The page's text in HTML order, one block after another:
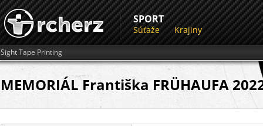
SPORT
Súťaže Krajiny
Sight Tape Printing
MEMORIÁL Františka FRÜHAUFA